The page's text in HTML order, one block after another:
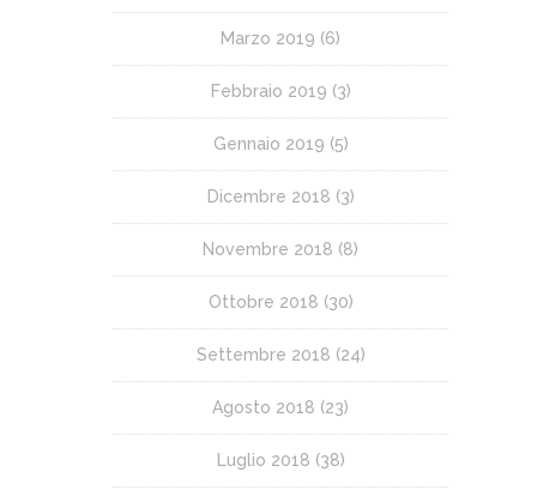
Marzo 2019 (6)
Febbraio 2019 (3)
Gennaio 2019 (5)
Dicembre 2018 (3)
Novembre 2018 (8)
Ottobre 2018 (30)
Settembre 2018 (24)
Agosto 2018 (23)
Luglio 2018 (38)